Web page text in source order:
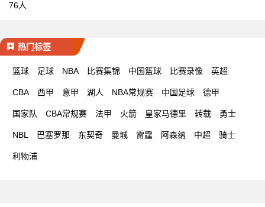
76人
热门标签
篮球 足球 NBA 比赛集锦 中国篮球 比赛录像 英超
CBA 西甲 意甲 湖人 NBA常规赛 中国足球 德甲
国家队 CBA常规赛 法甲 火箭 皇家马德里 转载 勇士
NBL 巴塞罗那 东契奇 曼城 雷霆 阿森纳 中超 骑士
利物浦